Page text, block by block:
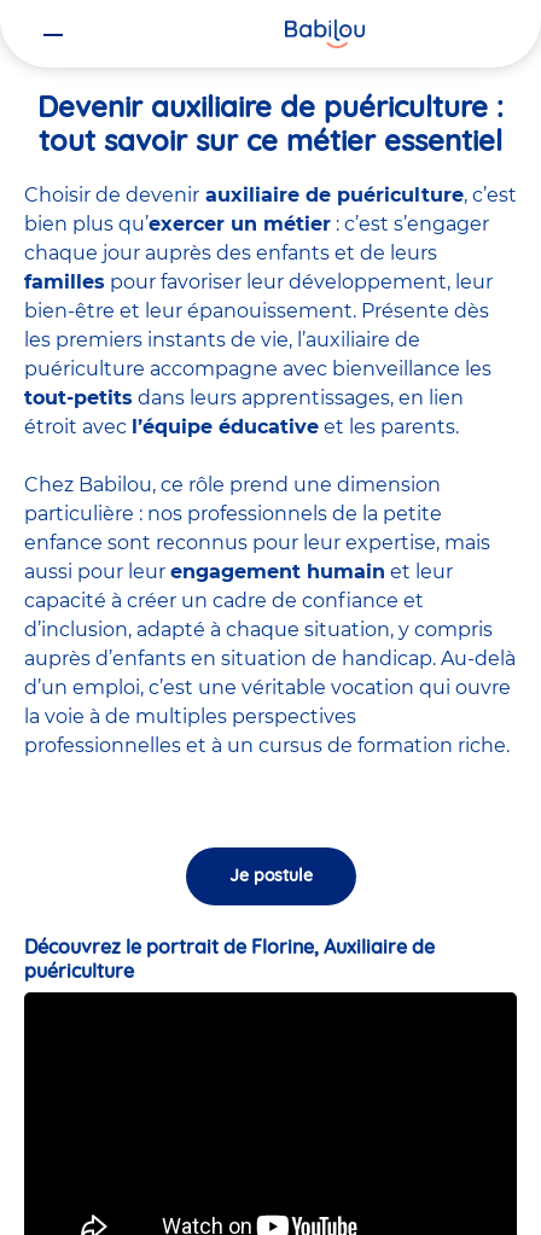
Devenir auxiliaire de puériculture :
tout savoir sur ce métier essentiel
Choisir de devenir auxiliaire de puériculture, c’est
bien plus qu’exercer un métier : c’est s’engager
chaque jour auprès des enfants et de leurs
familles pour favoriser leur développement, leur
bien-être et leur épanouissement. Présente dès
les premiers instants de vie, l’auxiliaire de
puériculture accompagne avec bienveillance les
tout-petits dans leurs apprentissages, en lien
étroit avec l’équipe éducative et les parents.
Chez Babilou, ce rôle prend une dimension
particulière : nos professionnels de la petite
enfance sont reconnus pour leur expertise, mais
aussi pour leur engagement humain et leur
capacité à créer un cadre de confiance et
d’inclusion, adapté à chaque situation, y compris
auprès d’enfants en situation de handicap. Au-delà
d’un emploi, c’est une véritable vocation qui ouvre
la voie à de multiples perspectives
professionnelles et à un cursus de formation riche.
Je postule
Découvrez le portrait de Florine, Auxiliaire de
puériculture